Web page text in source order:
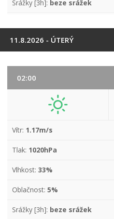
Srážky [3h]: beze srážek
11.8.2026 - ÚTERÝ
02:00
Vítr: 1.17m/s
Tlak: 1020hPa
Vlhkost: 33%
Oblačnost: 5%
Srážky [3h]: beze srážek